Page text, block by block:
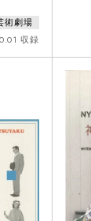
術劇場
収録
居
ブ
演者
ない